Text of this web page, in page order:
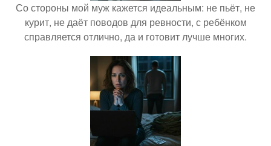
Со стороны мой муж кажется идеальным: не пьёт, не
курит, не даёт поводов для ревности, с ребёнком
справляется отлично, да и готовит лучше многих.